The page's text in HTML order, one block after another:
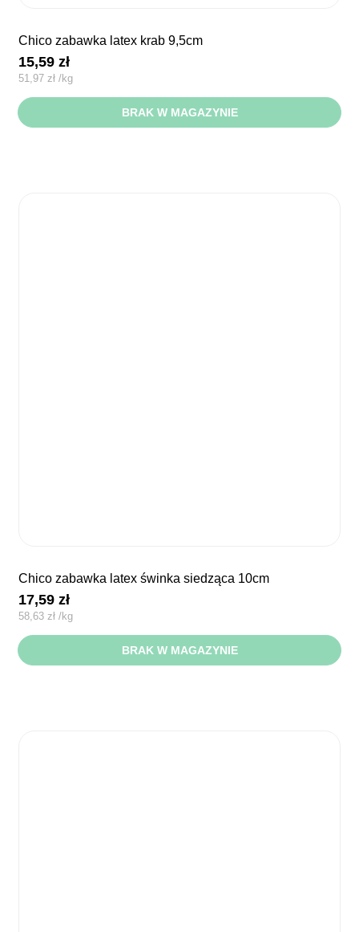
chico zabawka latex krab 9,5cm
15,59zł
51,97zł /kg
BRAK W MAGAZYNIE
chico zabawka latex świnka siedząca 10cm
17,59zł
58,63zł /kg
BRAK W MAGAZYNIE